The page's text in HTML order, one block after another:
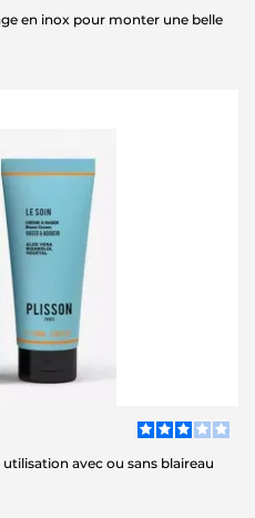
en inox pour monter une belle
avec ou sans blaireau